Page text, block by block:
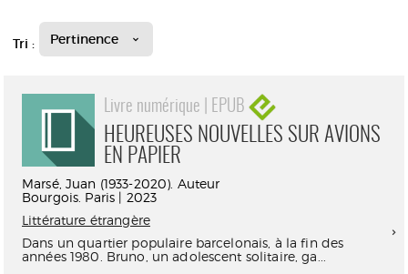
Tri : Pertinence
Livre numérique | EPUB
HEUREUSES NOUVELLES SUR AVIONS
EN PAPIER
Marsé, Juan (1933-2020). Auteur
Bourgois. Paris | 2023
Littérature étrangère
Dans un quartier populaire barcelonais, à la fin des
années 1980. Bruno, un adolescent solitaire, ga...